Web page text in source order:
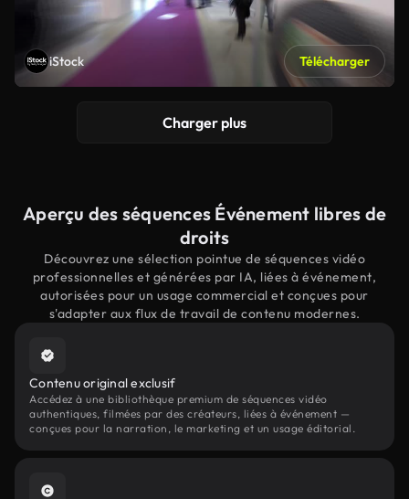
iStock Télécharger
Charger plus
Aperçu des séquences Événement libres de
droits
Découvrez une sélection pointue de séquences vidéo
professionnelles et générées par IA, liées à événement,
autorisées pour un usage commercial et conçues pour
s'adapter aux flux de travail de contenu modernes.
Contenu original exclusif
Accédez à une bibliothèque premium de séquences vidéo
authentiques, filmées par des créateurs, liées à événement —
conçues pour la narration, le marketing et un usage éditorial.